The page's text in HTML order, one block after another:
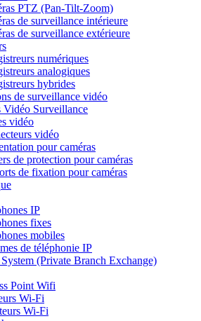
PTZ (Pan-Tilt-Zoom)
de surveillance intérieure
de surveillance extérieure
numériques
analogiques
hybrides
de surveillance vidéo
Vidéo Surveillance
vidéo
vidéo
pour caméras
de protection pour caméras
de fixation pour caméras
IP
fixes
mobiles
de téléphonie IP
(Private Branch Exchange)
Point Wifi
Wi-Fi
Wi-Fi